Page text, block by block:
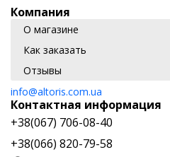
Компания
О магазине
Как заказать
Отзывы
info@altoris.com.ua
Контактная информация
+38(067) 706-08-40
+38(066) 820-79-58